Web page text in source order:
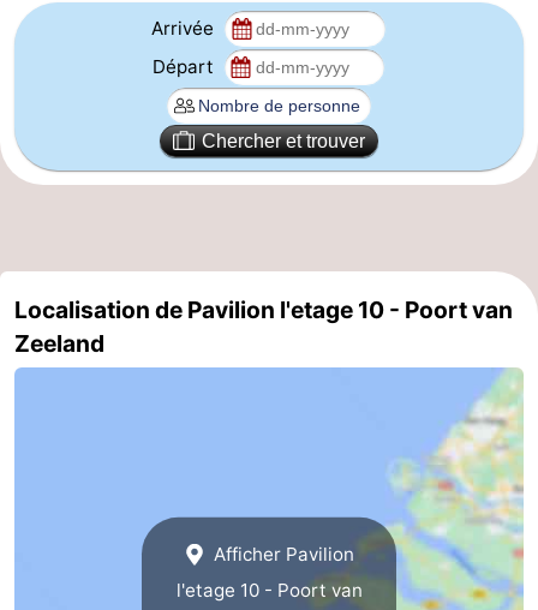
Oosterschelde
Burgh
-
Kop
van
Contact
Arrivée
Départ
Chercher et trouver
Localisation de Pavilion l'etage 10 - Poort van
Zeeland
Afficher Pavilion
l'etage 10 - Poort van